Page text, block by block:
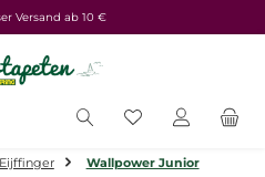
Versand ab 10 €
Du hast 0
Eijffinger Wallpower Junior